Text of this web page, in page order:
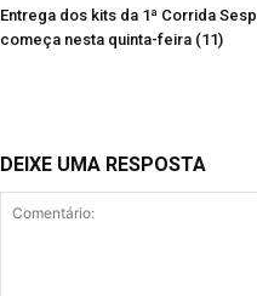
Entrega dos kits da 1ª Corrida Sesp
começa nesta quinta-feira (11)
DEIXE UMA RESPOSTA